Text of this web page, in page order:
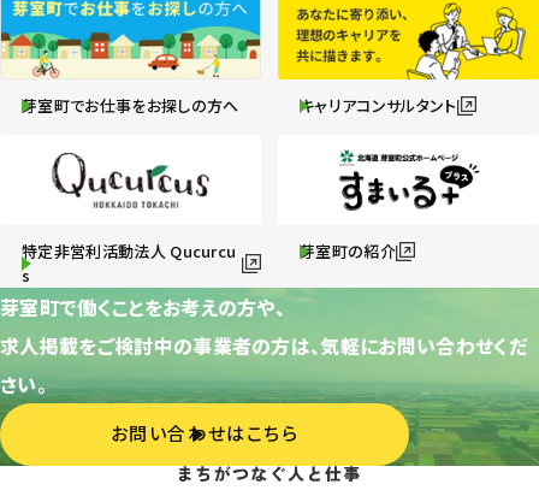
芽室町でお仕事をお探しの方へ キャリアコンサルタント
特定非営利活動法人 Qucurcu
s
芽室町の紹介
芽室町で働くことをお考えの方や、
求人掲載をご検討中の事業者の方は、気軽にお問い合わせくだ
さい。
お問い合わせはこちら